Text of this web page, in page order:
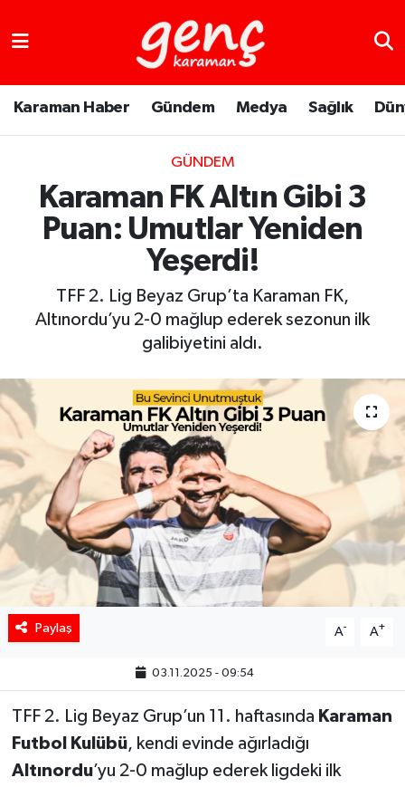
Karaman Haber Gündem Medya Sağlık
GÜNDEM
Karaman FK Altın Gibi 3
Puan: Umutlar Yeniden
Yeşerdi!
TFF 2. Lig Beyaz Grup’ta Karaman FK,
Altınordu’yu 2-0 mağlup ederek sezonun ilk
galibiyetini aldı.
Paylaş A- A+
03.11.2025 - 09:54
TFF 2. Lig Beyaz Grup’un 11. haftasında Karaman
Futbol Kulübü, kendi evinde ağırladığı
Altınordu’yu 2-0 mağlup ederek ligdeki ilk